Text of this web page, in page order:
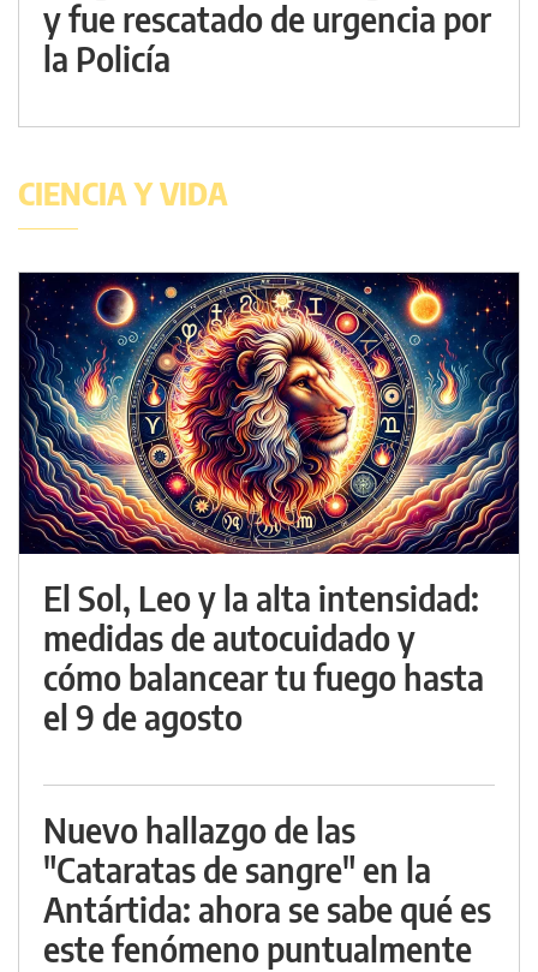
y fue rescatado de urgencia por
la Policía
CIENCIA Y VIDA
El Sol, Leo y la alta intensidad:
medidas de autocuidado y
cómo balancear tu fuego hasta
el 9 de agosto
Nuevo hallazgo de las
"Cataratas de sangre" en la
Antártida: ahora se sabe qué es
este fenómeno puntualmente